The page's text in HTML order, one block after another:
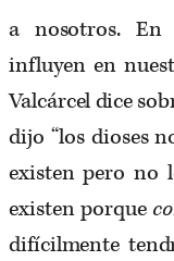
a nosotros. En
influyen en
Valcárcel dice
dijo “los dioses
existen pero no
existen porque
difícilmente